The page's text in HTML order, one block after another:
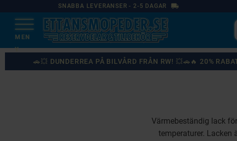
SNABBA LEVERANSER - 2-5 DAGAR local_shipping
🚗💥 DUNDERREA PÅ BILVÅRD FRÅN RW! 💥🚗🔥 20%
Värmebeständig lack
temperaturer. Lacken